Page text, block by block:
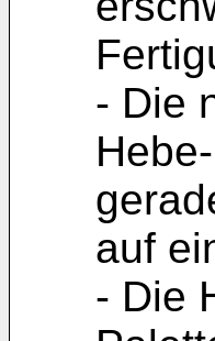
- Die
auf
- Die